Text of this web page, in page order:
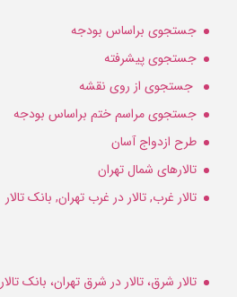
جستجوی براساس بودجه
جستجوی پیشرفته
جستجوی از روی نقشه
جستجوی مراسم ختم براساس بودجه
طرح ازدواج آسان
تالارهای شمال تهران
تالار غرب, تالار در غرب تهران, بانک تالار
تالار شرق، تالار در شرق تهران، بانک تالار